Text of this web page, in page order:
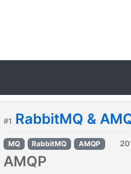
#1 RabbitMQ &
MQ RabbitMQ AMQP
AMQP